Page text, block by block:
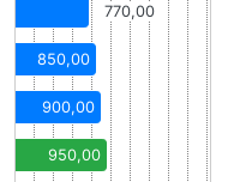
770,00
850,00
900,00
950,00